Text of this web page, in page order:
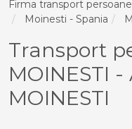
Firma transport persoane
Moinesti - Spania
Transport
MOINESTI
MOINESTI